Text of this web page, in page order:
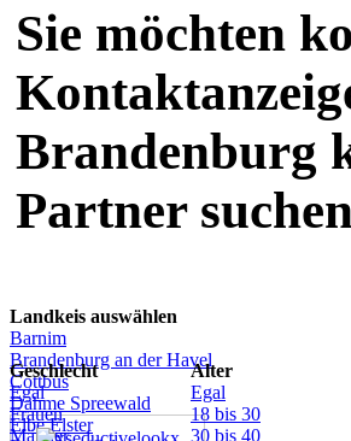
Sie möchten
Brandenburg
Partner
Landkeis auswählen
Barnim
Brandenburg an der Havel
Cottbus
Dahme Spreewald
Elbe Elster
Geschlecht
Egal
Frauen
Männer
Alter
Egal
18 bis 30
30 bis 40